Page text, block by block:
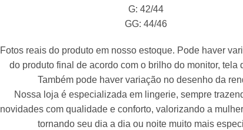
G: 42/44
GG: 44/46
Fotos reais do produto em nosso estoque. Pode haver
do produto final de acordo com o brilho do monitor, tela
Também pode haver variação no desenho da
Nossa loja é especializada em lingerie, sempre
novidades com qualidade e conforto, valorizando a
tornando seu dia a dia ou noite muito mais